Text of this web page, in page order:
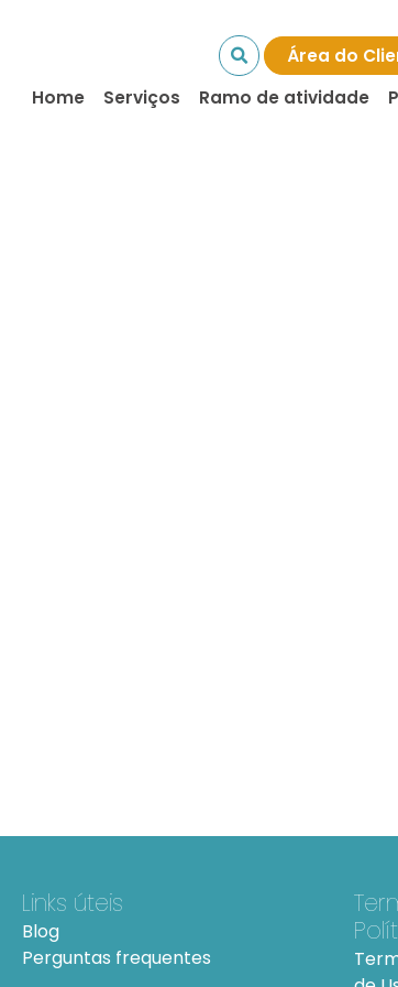
Área do
Home
Serviços Ramo de atividade
Links úteis
Blog
Perguntas frequentes